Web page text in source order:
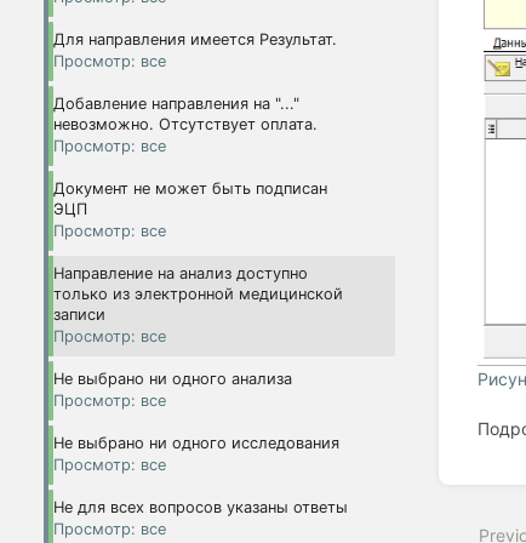
Для направления имеется Результат.
Просмотр: все
Добавление направления на "..."
невозможно. Отсутствует оплата.
Просмотр: все
Документ не может быть подписан
ЭЦП
Просмотр: все
Направление на анализ доступно
только из электронной медицинской
записи
Просмотр: все
Не выбрано ни одного анализа
Просмотр: все
Не выбрано ни одного исследования
Просмотр: все
Не для всех вопросов указаны ответы
Просмотр: все